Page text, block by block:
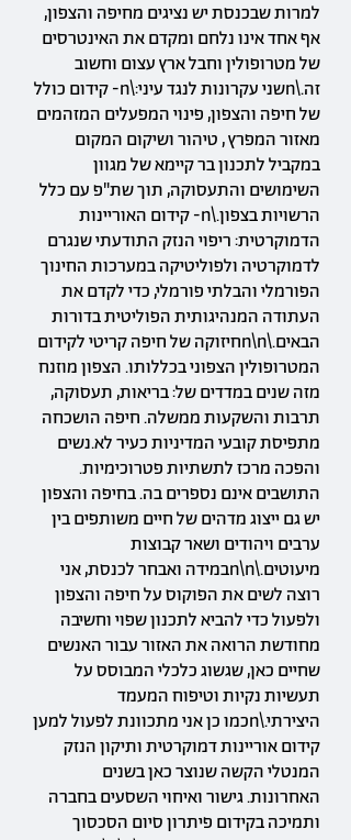
למרות שבכנסת יש נציגים מחיפה והצפון,
אף אחד אינו נלחם ומקדם את האינטרסים
של מטרופולין וחבל ארץ עצום וחשוב
זה.\nשני עקרונות לנגד עיני:\n- קידום כולל
של חיפה והצפון, פינוי המפעלים המזהמים
מאזור המפרץ , טיהור ושיקום המקום
במקביל לתכנון בר קיימא של מגוון
השימושים והתעסוקה, תוך שת"פ עם כלל
הרשויות בצפון.\n- קידום האוריינות
הדמוקרטית: ריפוי הנזק התודעתי שנגרם
לדמוקרטיה ולפוליטיקה במערכות החינוך
הפורמלי והבלתי פורמלי, כדי לקדם את
העתודה המנהיגותית הפוליטית בדורות
הבאים.\n\nחיזוקה של חיפה קריטי לקידום
המטרופולין הצפוני בכללותו. הצפון מוזנח
מזה שנים במדדים של: בריאות, תעסוקה,
תרבות והשקעות ממשלה. חיפה הושכחה
מתפיסת קובעי המדיניות כעיר לא.נשים
והפכה מרכז לתשתיות פטרוכימיות.
התושבים אינם נספרים בה. בחיפה והצפון
יש גם ייצוג מדהים של חיים משותפים בין
ערבים ויהודים ושאר קבוצות
מיעוטים.\n\nבמידה ואבחר לכנסת, אני
רוצה לשים את הפוקוס על חיפה והצפון
ולפעול כדי להביא לתכנון שפוי וחשיבה
מחודשת הרואה את האזור עבור האנשים
שחיים כאן, שגשוג כלכלי המבוסס על
תעשיות נקיות וטיפוח המעמד
היצירתי.\nכמו כן אני מתכוונת לפעול למען
קידום אוריינות דמוקרטית ותיקון הנזק
המנטלי הקשה שנוצר כאן בשנים
האחרונות. גישור ואיחוי השסעים בחברה
ותמיכה בקידום פיתרון סיום הסכסוך